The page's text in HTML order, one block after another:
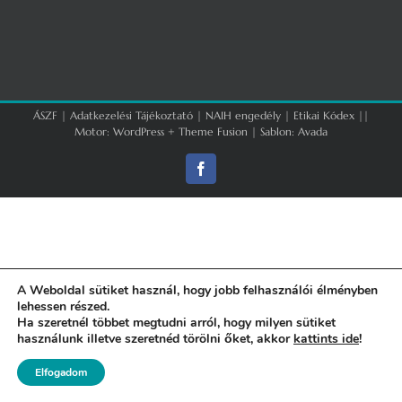
ÁSZF | Adatkezelési Tájékoztató | NAIH engedély | Etikai Kódex ||
Motor: WordPress + Theme Fusion | Sablon: Avada
Facebook
A Weboldal sütiket használ, hogy jobb felhasználói élményben
lehessen részed.
Ha szeretnél többet megtudni arról, hogy milyen sütiket
használunk illetve szeretnéd törölni őket, akkor kattints ide!
Elfogadom